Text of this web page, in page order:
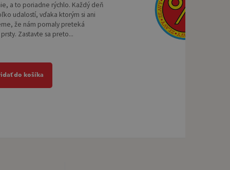
a to poriadne rýchlo. Každý deň
udalostí, vďaka ktorým si ani
že nám pomaly preteká
Zastavte sa preto...
do košíka